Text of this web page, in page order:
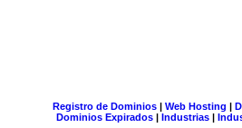
Registro de Dominios| Web Hosting |
Dominios Expirados | Industrias |